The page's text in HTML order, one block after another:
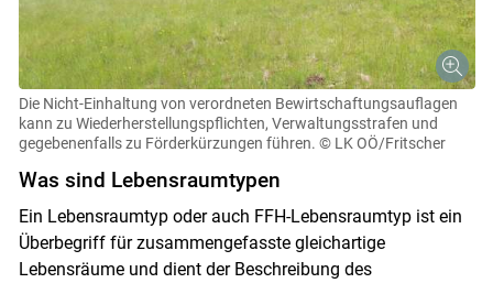
Die Nicht-Einhaltung von verordneten Bewirtschaftungsauflagen
kann zu Wiederherstellungspflichten, Verwaltungsstrafen und
gegebenenfalls zu Förderkürzungen führen. © LK OÖ/Fritscher
Was sind Lebensraumtypen
Ein Lebensraumtyp oder auch FFH-Lebensraumtyp ist ein
Überbegriff für zusammengefasste gleichartige
Lebensräume und dient der Beschreibung des